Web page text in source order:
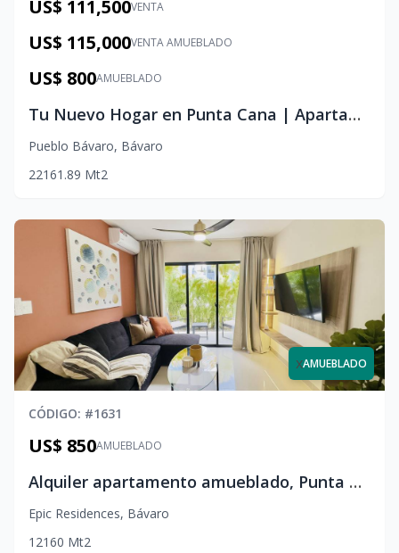
VENTA
US$ 111,500
VENTA AMUEBLADO
US$ 115,000
AMUEBLADO
US$ 800
Tu Nuevo Hogar en Punta Cana | Apartamento Amueblado en Crisfer Punta Cana
Pueblo Bávaro, Bávaro
22161.89 Mt2
xAMUEBLADO
CÓDIGO: #1631
AMUEBLADO
US$ 850
Alquiler apartamento amueblado, Punta Cana | 1 Hab + Amenidades EPIC SUN
Epic Residences, Bávaro
1 2160 Mt2